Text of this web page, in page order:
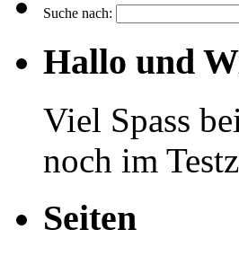
Suche nach:
Hallo und
Viel Spass
noch im
Seiten